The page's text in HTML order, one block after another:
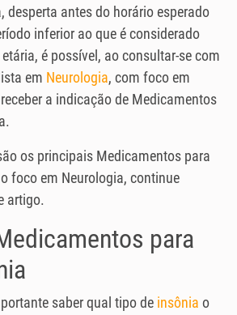
desperta antes do horário esperado
inferior ao que é considerado
é possível, ao consultar-se com
em Neurologia, com foco em
a indicação de Medicamentos
os principais Medicamentos para
foco em Neurologia, continue
artigo.
para
saber qual tipo de insônia o